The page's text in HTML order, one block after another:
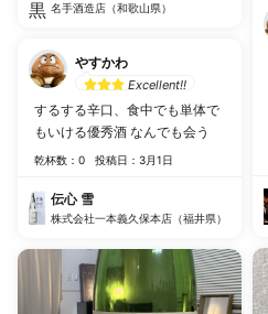
名手酒造店（和歌山県）
やすかわ
Excellent!!
するする辛口、食中でも単体で
もいける優秀酒 なんでも会う
乾杯数：0 投稿日：3月1日
伝心 雪
株式会社一本義久保本店（福井県）